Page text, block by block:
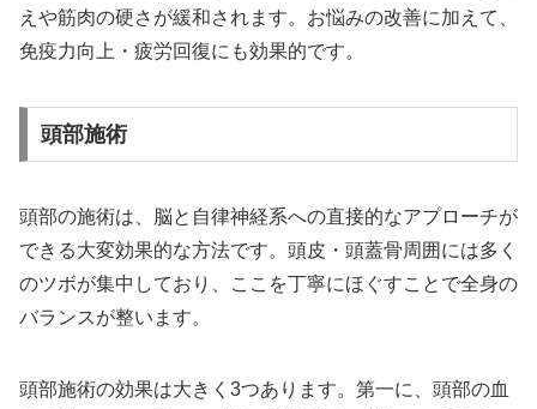
えや筋肉の硬さが緩和されます。お悩みの改善に加えて、
免疫力向上・疲労回復にも効果的です。
頭部施術
頭部の施術は、脳と自律神経系への直接的なアプローチが
できる大変効果的な方法です。頭皮・頭蓋骨周囲には多く
のツボが集中しており、ここを丁寧にほぐすことで全身の
バランスが整います。
頭部施術の効果は大きく3つあります。第一に、頭部の血